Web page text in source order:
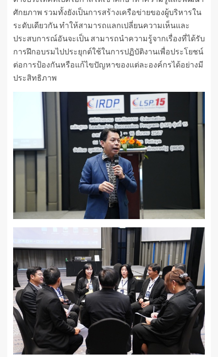
ศักยภาพ รวมทั้งยังเป็นการสร้างเครือข่ายของผู้บริหารใน
ระดับเดียวกัน ทำให้สามารถแลกเปลี่ยนความเห็นและ
ประสบการณ์อันจะเป็น สามารถนำความรู้จากเรื่องที่ได้รับ
การฝึกอบรมไปประยุกต์ใช้ในการปฏิบัติงานเพื่อประโยชน์
ต่อการป้องกันหรือแก้ไขปัญหาของแต่ละองค์กรได้อย่างมี
ประสิทธิภาพ